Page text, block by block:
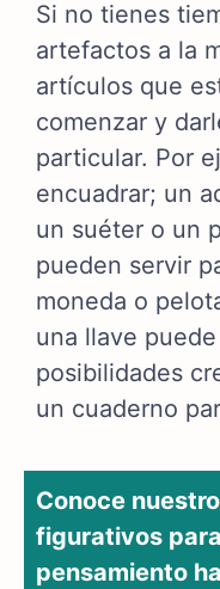
Si no tienes
artefactos a la
artículos que
comenzar y
particular. Por
encuadrar; un
un suéter o un
pueden servir
moneda o
una llave
posibilidades
un cuaderno
Conoce
figurativos
pensamiento